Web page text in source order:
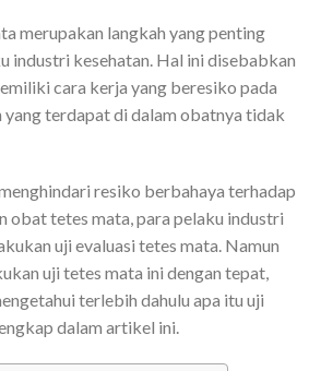
merupakan langkah yang penting
industri kesehatan. Hal ini disebabkan
cara kerja yang beresiko pada
yang terdapat di dalam obatnya tidak
resiko berbahaya terhadap
obat tetes mata, para pelaku industri
uji evaluasi tetes mata. Namun
uji tetes mata ini dengan tepat,
terlebih dahulu apa itu uji
dalam artikel ini.